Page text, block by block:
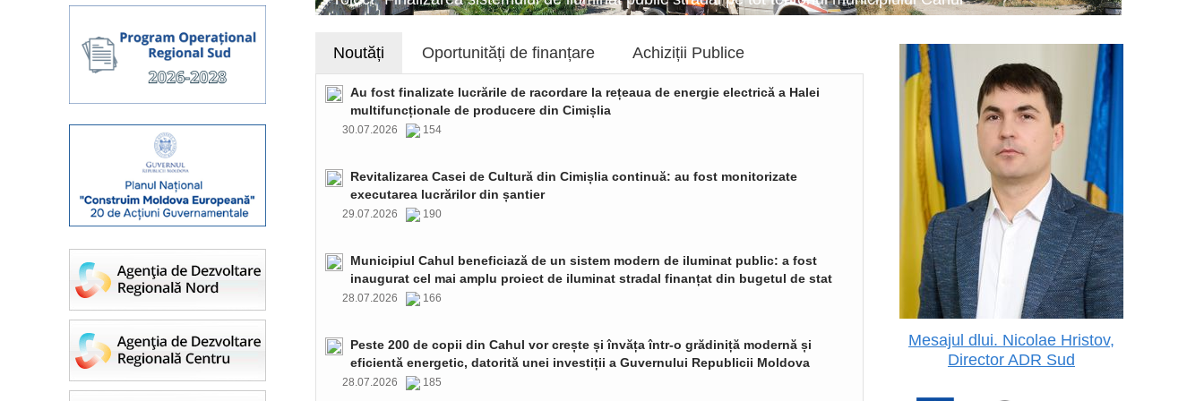
Noutăți Oportunități de finanțare Achiziții Publice
Au fost finalizate lucrările de racordare la rețeaua de energie electrică a Halei
multifuncționale de producere din Cimișlia
30.07.2026 154
Revitalizarea Casei de Cultură din Cimișlia continuă: au fost monitorizate
executarea lucrărilor din șantier
29.07.2026 190
Municipiul Cahul beneficiază de un sistem modern de iluminat public: a fost
inaugurat cel mai amplu proiect de iluminat stradal finanțat din bugetul de stat
28.07.2026 166
Peste 200 de copii din Cahul vor crește și învăța într-o grădiniță modernă și
eficientă energetic, datorită unei investiții a Guvernului Republicii Moldova
28.07.2026 185
Mesajul dlui. Nicolae Hristov,
Director ADR Sud